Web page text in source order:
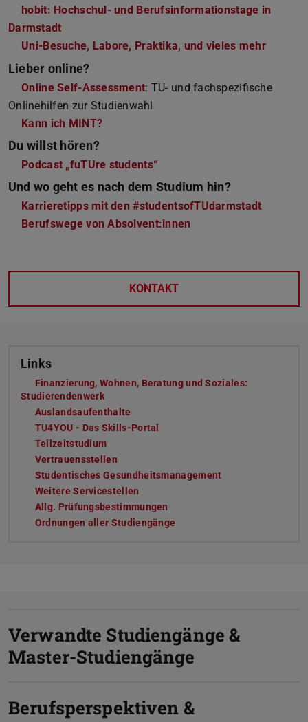
hobit: Hochschul- und Berufsinformationstage in
Darmstadt
Uni-Besuche, Labore, Praktika, und vieles mehr
Lieber online?
Online Self-Assessment: TU- und fachspezifische
Onlinehilfen zur Studienwahl
Kann ich MINT?
Du willst hören?
Podcast „fuTUre students“
Und wo geht es nach dem Studium hin?
Karrieretipps mit den #studentsofTUdarmstadt
Berufswege von Absolvent:innen
KONTAKT
Links
Finanzierung, Wohnen, Beratung und Soziales:
Studierendenwerk
Auslandsaufenthalte
TU4YOU - Das Skills-Portal
Teilzeitstudium
Vertrauensstellen
Studentisches Gesundheitsmanagement
Weitere Servicestellen
Allg. Prüfungsbestimmungen
Ordnungen aller Studiengänge
Verwandte Studiengänge &
Master-Studiengänge
Berufsperspektiven &